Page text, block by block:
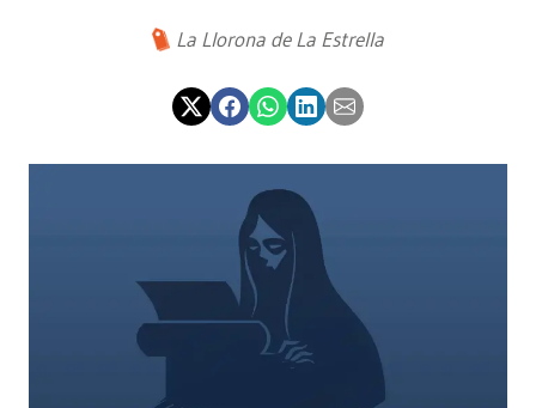
La Llorona de La Estrella